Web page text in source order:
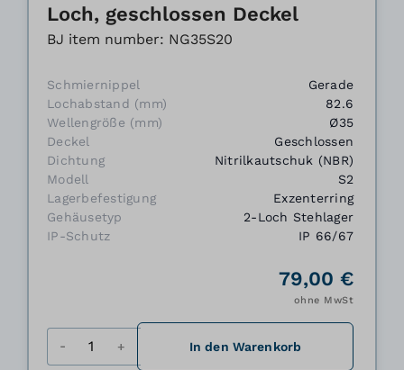
Loch, geschlossen Deckel
BJ item number: NG35S20
Schmiernippel
Gerade
Lochabstand (mm)
82.6
Wellengröße (mm)
Ø35
Deckel
Geschlossen
Dichtung
Nitrilkautschuk (NBR)
Modell
S2
Lagerbefestigung
Exzenterring
Gehäusetyp
2-Loch Stehlager
IP-Schutz
IP 66/67
79,00 €
ohne MwSt
In den Warenkorb